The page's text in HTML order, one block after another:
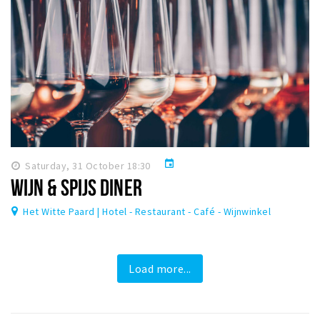
Saturday, 31 October 18:30 event
WIJN & SPIJS DINER
Het Witte Paard | Hotel - Restaurant - Café - Wijnwinkel
Load more...